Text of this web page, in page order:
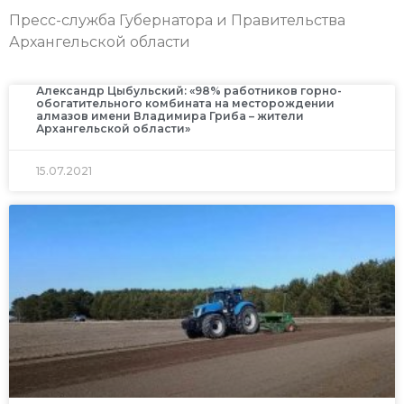
Пресс-служба Губернатора и Правительства
Архангельской области
Александр Цыбульский: «98% работников горно-
обогатительного комбината на месторождении
алмазов имени Владимира Гриба – жители
Архангельской области»
15.07.2021